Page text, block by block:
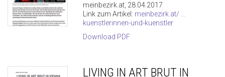
meinbezirk.at, 28.04.2017
Link zum Artikel: meinbezirk.at/ ...
kuenstlerinnen-und-kuenstler
Download PDF
LIVING IN ART BRUT IN